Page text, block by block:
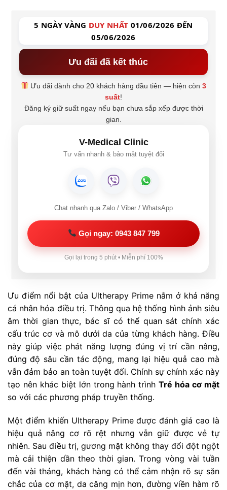
5 NGÀY VÀNG DUY NHẤT 01/06/2026 ĐẾN
05/06/2026
Ưu đãi đã kết thúc
Ưu đãi dành cho 20 khách hàng đầu tiên — hiện còn3
suất!
Đăng ký giữ suất ngay nếu bạn chưa sắp xếp được thời
gian.
V-Medical Clinic
Tư vấn nhanh & bảo mật tuyệt đối
Chat nhanh qua Zalo / Viber / WhatsApp
Gọi ngay: 0943 847 799
Gọi lại trong 5 phút • Miễn phí 100%
Ưu điểm nổi bật của Ultherapy Prime nằm ở khả năng
cá nhân hóa điều trị. Thông qua hệ thống hình ảnh siêu
âm thời gian thực, bác sĩ có thể quan sát chính xác
cấu trúc cơ và mô dưới da của từng khách hàng. Điều
này giúp việc phát năng lượng đúng vị trí cần nâng,
đúng độ sâu cần tác động, mang lại hiệu quả cao mà
vẫn đảm bảo an toàn tuyệt đối. Chính sự chính xác này
tạo nên khác biệt lớn trong hành trìnhTrẻ hóa cơ mặt
so với các phương pháp truyền thống.
Một điểm khiến Ultherapy Prime được đánh giá cao là
hiệu quả nâng cơ rõ rệt nhưng vẫn giữ được vẻ tự
nhiên. Sau điều trị, gương mặt không thay đổi đột ngột
mà cải thiện dần theo thời gian. Trong vòng vài tuần
đến vài tháng, khách hàng có thể cảm nhận rõ sự săn
chắc của cơ mặt, da căng mịn hơn, đường viền hàm rõ